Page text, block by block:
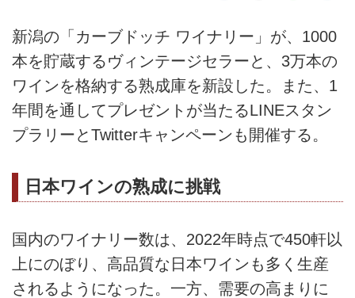
新潟の「カーブドッチ ワイナリー」が、1000
本を貯蔵するヴィンテージセラーと、3万本の
ワインを格納する熟成庫を新設した。また、1
年間を通してプレゼントが当たるLINEスタン
プラリーとTwitterキャンペーンも開催する。
日本ワインの熟成に挑戦
国内のワイナリー数は、2022年時点で450軒以
上にのぼり、高品質な日本ワインも多く生産
されるようになった。一方、需要の高まりに